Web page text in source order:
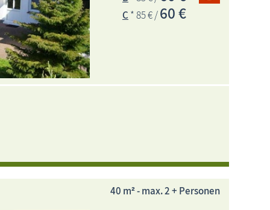
C * 85 € /60 €
40 m² - max. 2 + Personen